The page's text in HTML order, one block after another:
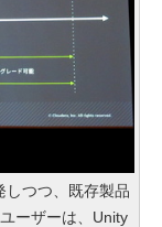
しつつ、既存製品
ーザーは、Unity